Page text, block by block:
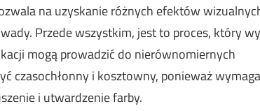
na uzyskanie różnych efektów
Przede wszystkim, jest to proces, który
mogą prowadzić do nierównomiernych
czasochłonny i kosztowny, ponieważ wymaga
i utwardzenie farby.